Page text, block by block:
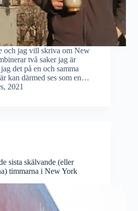
och jag vill skriva om New
två saker jag är
det på en och samma
kan därmed ses som en…
2021
sista skälvande (eller
timmarna i New York